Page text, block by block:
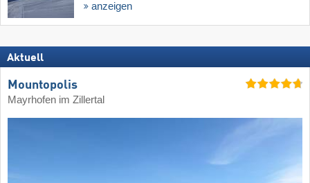
anzeigen
Aktuell
Mountopolis
Mayrhofen im Zillertal